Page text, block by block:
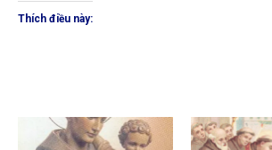
Thích điều này: